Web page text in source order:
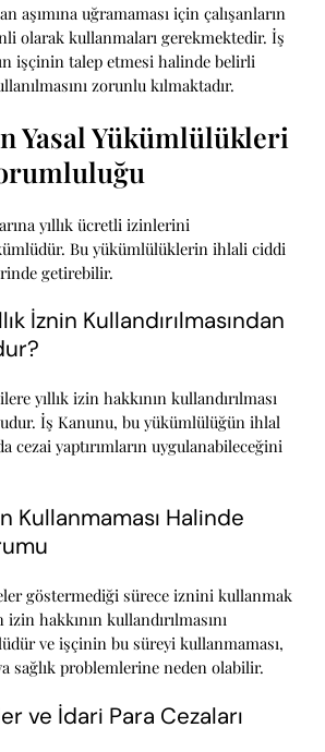
aşımına uğramaması için çalışanların
olarak kullanmaları gerekmektedir. İş
işçinin talep etmesi halinde belirli
zorunlu kılmaktadır.
Yasal Yükümlülükleri
yıllık ücretli izinlerini
Bu yükümlülüklerin ihlali ciddi
getirebilir.
İznin Kullandırılmasından
yıllık izin hakkının kullandırılması
İş Kanunu, bu yükümlülüğün ihlal
cezai yaptırımların uygulanabileceğini
Kullanmaması Halinde
göstermediği sürece iznini kullanmak
hakkının kullandırılmasını
ve işçinin bu süreyi kullanmaması,
sağlık problemlerine neden olabilir.
ve İdari Para Cezaları